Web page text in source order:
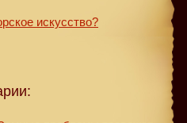
искусство?